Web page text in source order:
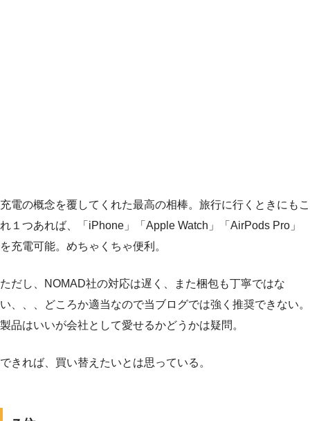
充電の概念を覆してくれた最高の相棒。旅行に行くときにもこ
れ１つあれば、「iPhone」「Apple Watch」「AirPods Pro」
を充電可能。めちゃくちゃ便利。
ただし、NOMAD社の対応は遅く、また梱包も丁寧ではな
い、、、どころか適当なので当ブログでは強く推奨できない。
製品はいいが会社として愛せるかどうかは疑問。
できれば、買い替えたいとは思っている。